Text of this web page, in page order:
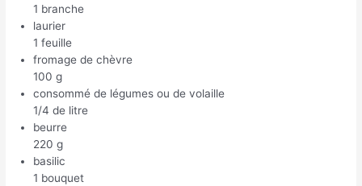
1 branche
laurier
1 feuille
fromage de chèvre
100 g
consommé de légumes ou de volaille
1/4 de litre
beurre
220 g
basilic
1 bouquet